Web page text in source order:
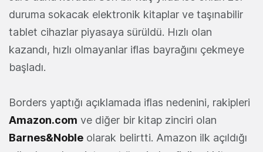
duruma sokacak elektronik kitaplar ve taşınabilir
tablet cihazlar piyasaya sürüldü. Hızlı olan
kazandı, hızlı olmayanlar iflas bayrağını çekmeye
başladı.
Borders yaptığı açıklamada iflas nedenini, rakipleri
Amazon.com ve diğer bir kitap zinciri olan
Barnes&Noble olarak belirtti. Amazon ilk açıldığı